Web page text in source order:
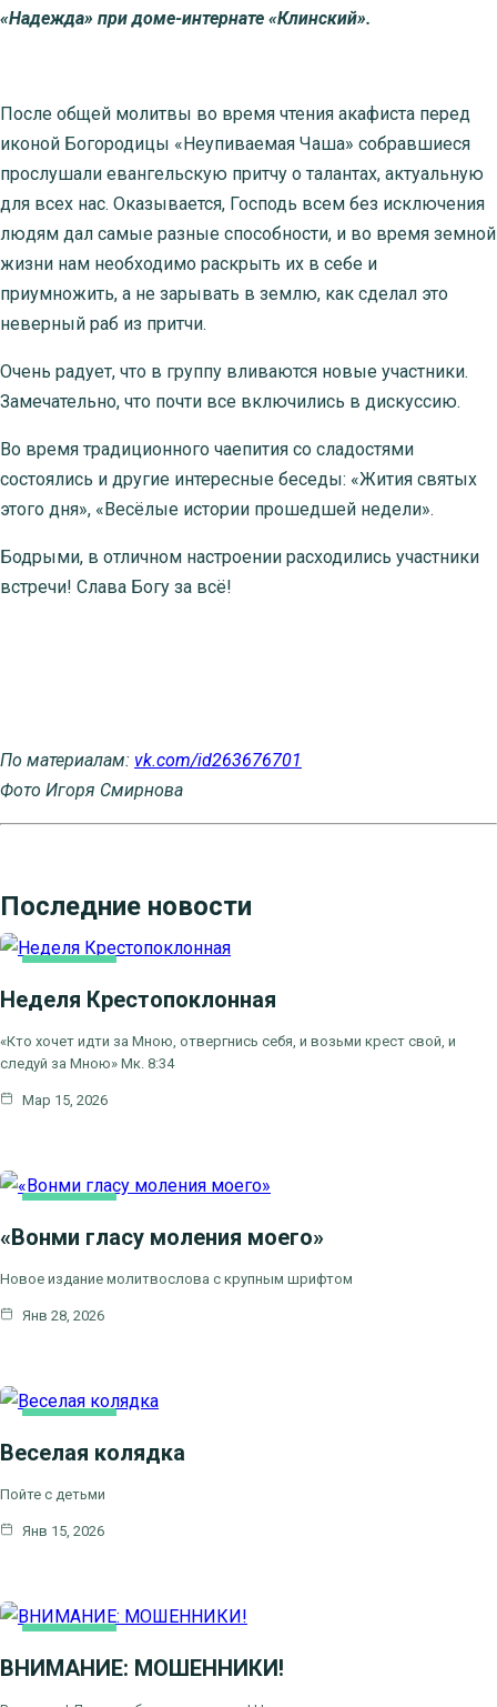
«Надежда» при доме-интернате «Клинский».
После общей молитвы во время чтения акафиста перед
иконой Богородицы «Неупиваемая Чаша» собравшиеся
прослушали евангельскую притчу о талантах, актуальную
для всех нас. Оказывается, Господь всем без исключения
людям дал самые разные способности, и во время земной
жизни нам необходимо раскрыть их в себе и
приумножить, а не зарывать в землю, как сделал это
неверный раб из притчи.
Очень радует, что в группу вливаются новые участники.
Замечательно, что почти все включились в дискуссию.
Во время традиционного чаепития со сладостями
состоялись и другие интересные беседы: «Жития святых
этого дня», «Весёлые истории прошедшей недели».
Бодрыми, в отличном настроении расходились участники
встречи! Слава Богу за всё!
По материалам: vk.com/id263676701
Фото Игоря Смирнова
Последние новости
Неделя Крестопоклонная
«Кто хочет идти за Мною, отвергнись себя, и возьми крест свой, и
следуй за Мною» Мк. 8:34
Мар 15, 2026
«Вонми гласу моления моего»
Новое издание молитвослова с крупным шрифтом
Янв 28, 2026
Веселая колядка
Пойте с детьми
Янв 15, 2026
ВНИМАНИЕ: МОШЕННИКИ!